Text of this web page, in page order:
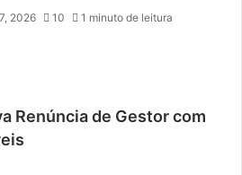
2026 10 1 minuto de leitura
Renúncia de Gestor com